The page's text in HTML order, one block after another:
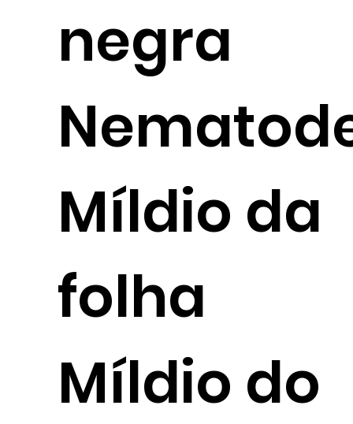
negra
Míldio da
folha
Míldio do